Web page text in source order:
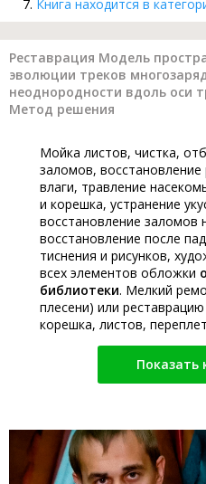
Книга находится в
Реставрация Модель
эволюции треков
неоднородности вдоль оси
Метод решения
Мойка листов, чистка,
заломов,
влаги, травление
и корешка, устранение
восстановление заломов
восстановление после
тиснения и рисунков,
всех элементов обложки
библиотеки. Мелкий
плесени) или
корешка, листов,
Показать